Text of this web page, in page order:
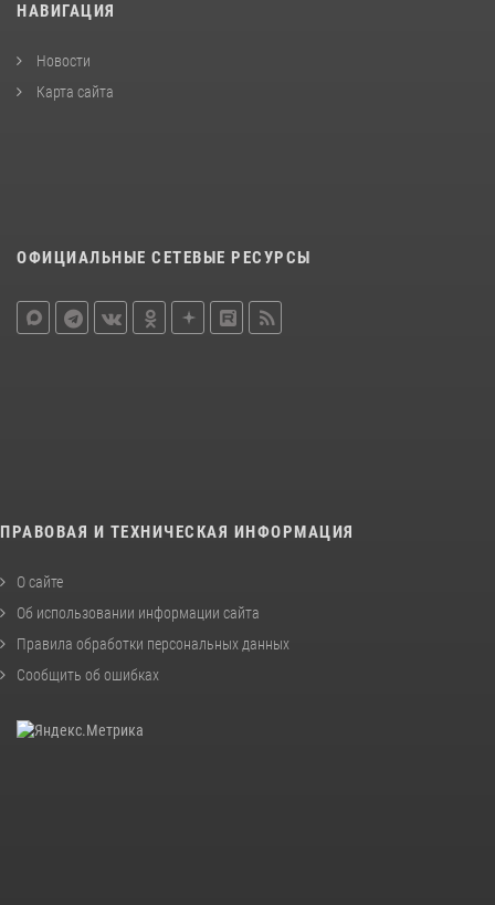
НАВИГАЦИЯ
Новости
Карта сайта
ОФИЦИАЛЬНЫЕ СЕТЕВЫЕ РЕСУРСЫ
ПРАВОВАЯ И ТЕХНИЧЕСКАЯ ИНФОРМАЦИЯ
О сайте
Об использовании информации сайта
Правила обработки персональных данных
Сообщить об ошибках